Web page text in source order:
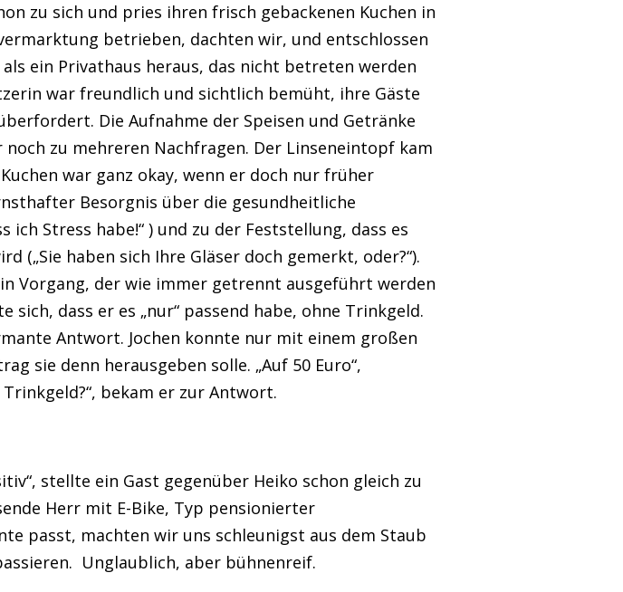
zu sich und pries ihren frisch gebackenen Kuchen in
betrieben, dachten wir, und entschlossen
ein Privathaus heraus, das nicht betreten werden
war freundlich und sichtlich bemüht, ihre Gäste
Die Aufnahme der Speisen und Getränke
zu mehreren Nachfragen. Der Linseneintopf kam
war ganz okay, wenn er doch nur früher
Besorgnis über die gesundheitliche
ich Stress habe!“ ) und zu der Feststellung, dass es
(„Sie haben sich Ihre Gläser doch gemerkt, oder?“).
Vorgang, der wie immer getrennt ausgeführt werden
dass er es „nur“ passend habe, ohne Trinkgeld.
Antwort. Jochen konnte nur mit einem großen
sie denn herausgeben solle. „Auf 50 Euro“,
bekam er zur Antwort.
stellte ein Gast gegenüber Heiko schon gleich zu
Herr mit E-Bike, Typ pensionierter
passt, machten wir uns schleunigst aus dem Staub
Unglaublich, aber bühnenreif.